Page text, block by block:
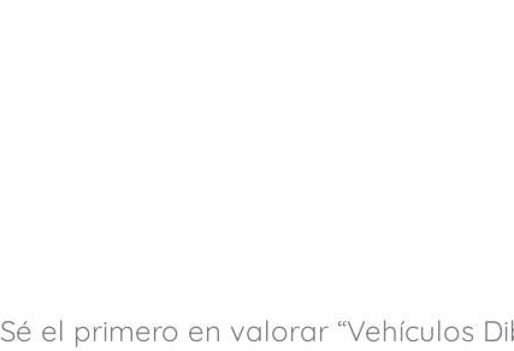
Sé el primero en valorar “Vehículos